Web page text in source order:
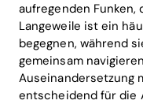
aufregenden Funken,
Langeweile ist ein
begegnen, während
gemeinsam
Auseinandersetzung
entscheidend für die